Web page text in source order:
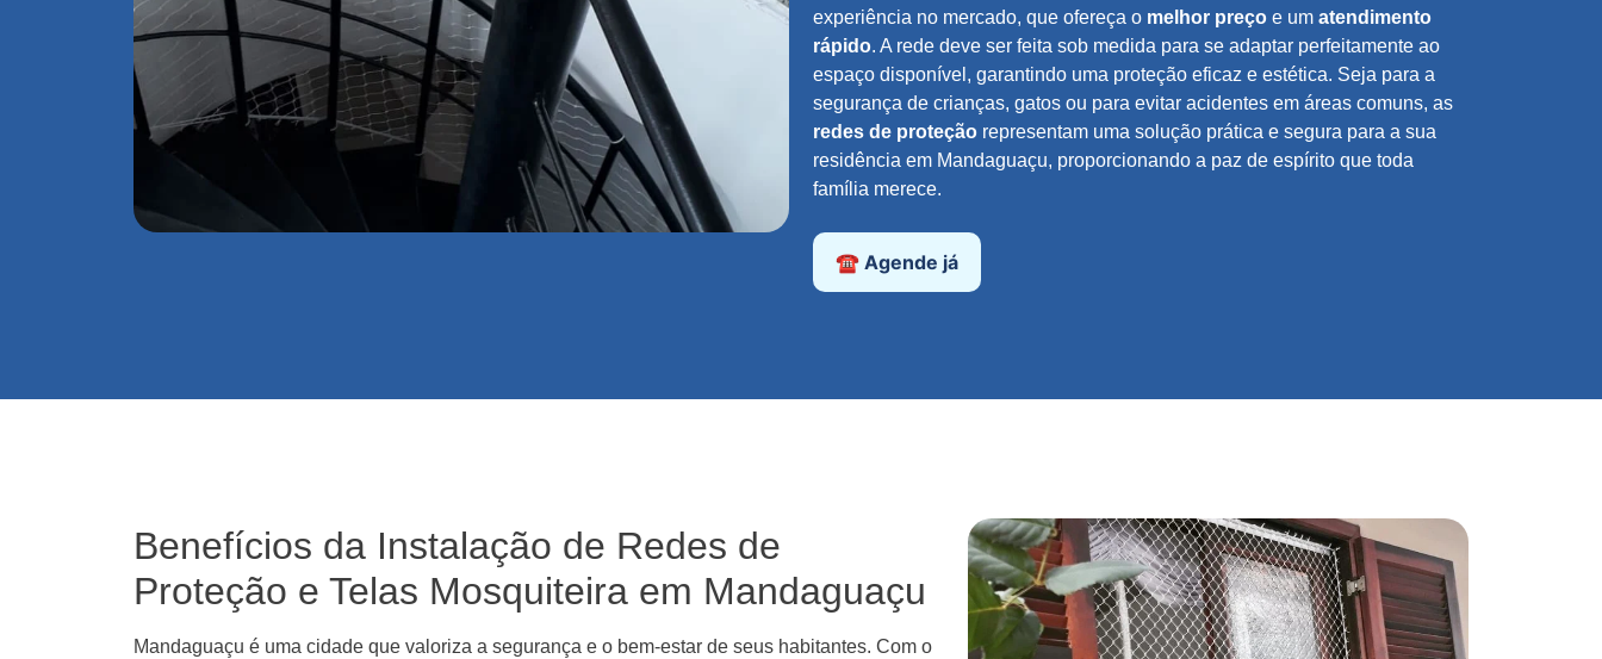
experiência no mercado, que ofereça o melhor preço e um atendimento
rápido. A rede deve ser feita sob medida para se adaptar perfeitamente ao
espaço disponível, garantindo uma proteção eficaz e estética. Seja para a
segurança de crianças, gatos ou para evitar acidentes em áreas comuns, as
redes de proteção representam uma solução prática e segura para a sua
residência em Mandaguaçu, proporcionando a paz de espírito que toda
família merece.
☎️ Agende já
Benefícios da Instalação de Redes de
Proteção e Telas Mosquiteira em Mandaguaçu
Mandaguaçu é uma cidade que valoriza a segurança e o bem-estar de seus habitantes. Com o